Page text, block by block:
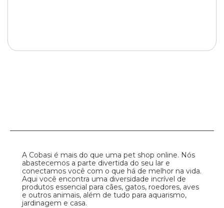
A Cobasi é mais do que uma pet shop online. Nós
abastecemos a parte divertida do seu lar e
conectamos você com o que há de melhor na vida.
Aqui você encontra uma diversidade incrível de
produtos essencial para cães, gatos, roedores, aves
e outros animais, além de tudo para aquarismo,
jardinagem e casa.